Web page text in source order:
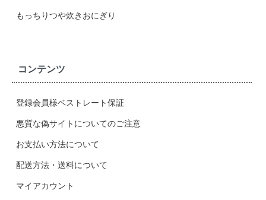
もっちりつや炊きおにぎり
コンテンツ
登録会員様ベストレート保証
悪質な偽サイトについてのご注意
お支払い方法について
配送方法・送料について
マイアカウント